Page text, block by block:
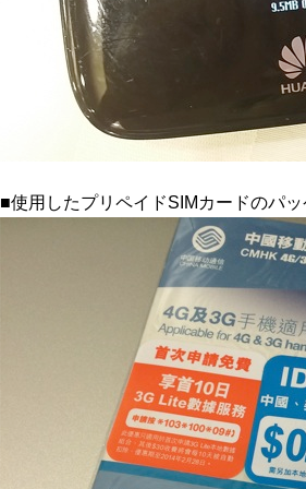
■使用したプリペイドSIMカードのパ